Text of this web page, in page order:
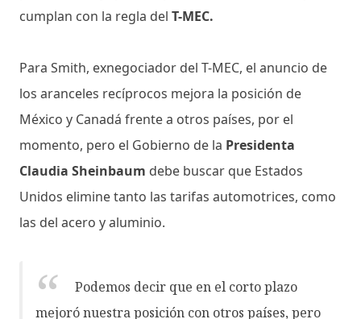
cumplan con la regla del T-MEC.
Para Smith, exnegociador del T-MEC, el anuncio de
los aranceles recíprocos mejora la posición de
México y Canadá frente a otros países, por el
momento, pero el Gobierno de la Presidenta
Claudia Sheinbaum debe buscar que Estados
Unidos elimine tanto las tarifas automotrices, como
las del acero y aluminio.
Podemos decir que en el corto plazo
mejoró nuestra posición con otros países, pero